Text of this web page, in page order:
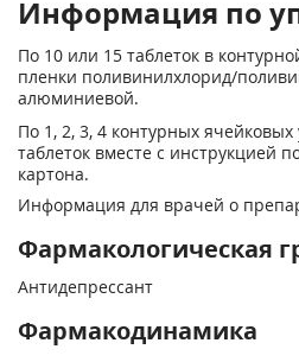
Информация по
По 10 или 15 таблеток в
пленки поливинилхлорид/
алюминиевой.
По 1, 2, 3, 4 контурных
таблеток вместе с инструкцией
картона.
Информация для врачей о
Фармакологическая
Антидепрессант
Фармакодинамика